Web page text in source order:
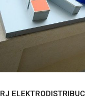
RJ